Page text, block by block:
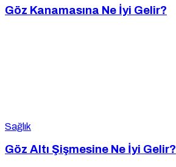
Göz Kanamasına Ne İyi Gelir?
Sağlık
Göz Altı Şişmesine Ne İyi Gelir?